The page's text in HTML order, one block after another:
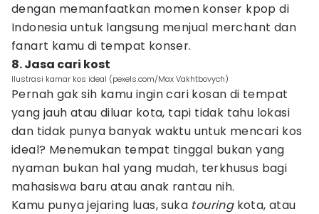
dengan memanfaatkan momen konser kpop di
Indonesia untuk langsung menjual merchant dan
fanart kamu di tempat konser.
8. Jasa cari kost
Ilustrasi kamar kos ideal (pexels.com/Max Vakhtbovych)
Pernah gak sih kamu ingin cari kosan di tempat
yang jauh atau diluar kota, tapi tidak tahu lokasi
dan tidak punya banyak waktu untuk mencari kos
ideal? Menemukan tempat tinggal bukan yang
nyaman bukan hal yang mudah, terkhusus bagi
mahasiswa baru atau anak rantau nih.
Kamu punya jejaring luas, suka touringkota, atau